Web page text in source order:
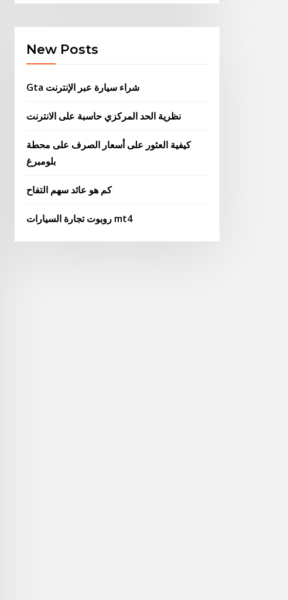
New Posts
Gta شراء سيارة عبر الإنترنت
نظرية الحد المركزي حاسبة على الانترنت
كيفية العثور على أسعار الصرف على محطة
بلومبرغ
كم هو عائد سهم التفاح
روبوت تجارة السيارات mt4